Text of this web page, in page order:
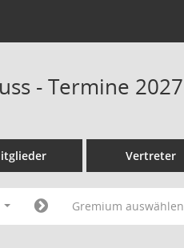
- Termine 2027
Vertreter
Gremium auswählen